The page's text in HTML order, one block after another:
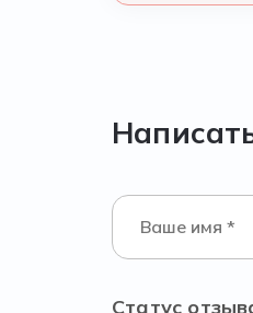
Статус